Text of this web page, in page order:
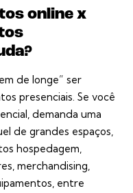
online x
de longe” ser
presenciais. Se você
demanda uma
de grandes espaços,
hospedagem,
merchandising,
entre